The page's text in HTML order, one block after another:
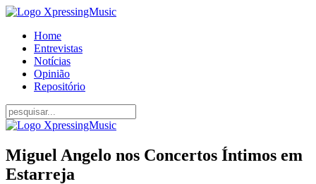
Home
Entrevistas
Notícias
Opinião
Repositório
Miguel Angelo nos Concertos Íntimos em
Estarreja